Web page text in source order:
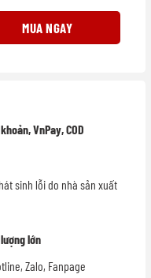
MUA NGAY
VnPay, COD
sinh lỗi do nhà sản xuất
lớn
Zalo, Fanpage